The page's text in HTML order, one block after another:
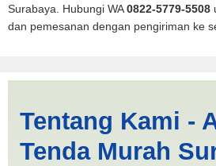
Surabaya. Hubungi WA0822-5779-5508
dan pemesanan dengan pengiriman ke
ANEKA TENDA
Tentang Kami -
Tenda Murah